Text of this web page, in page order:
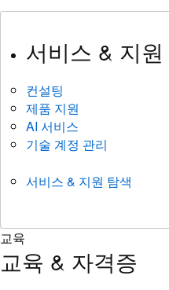
서비스 & 지원
컨설팅
제품 지원
AI 서비스
기술 계정 관리
서비스 & 지원 탐색
교육
교육 & 자격증